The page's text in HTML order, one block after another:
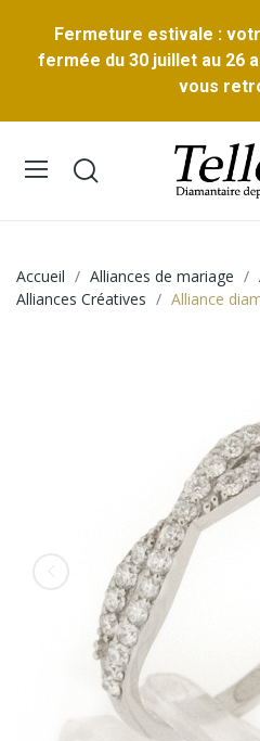
Fermeture estivale :
fermée du 30 juillet au 26
vous
Accueil Alliances de mariage
Alliances Créatives
Alliance